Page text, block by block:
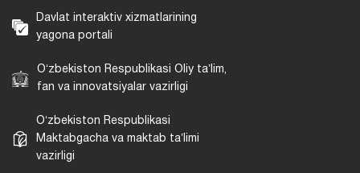
Davlat interaktiv xizmatlarining
yagona portali
Oʻzbekiston Respublikasi Oliy taʼlim,
fan va innovatsiyalar vazirligi
Oʻzbekiston Respublikasi
Maktabgacha va maktab taʼlimi
vazirligi